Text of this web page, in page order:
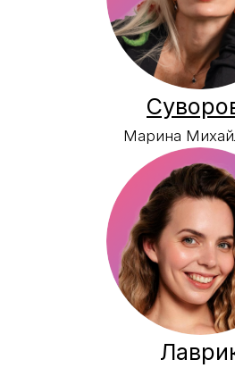
Удалов
Леонид Юрьевич
Красноусов
Андрей Викторович